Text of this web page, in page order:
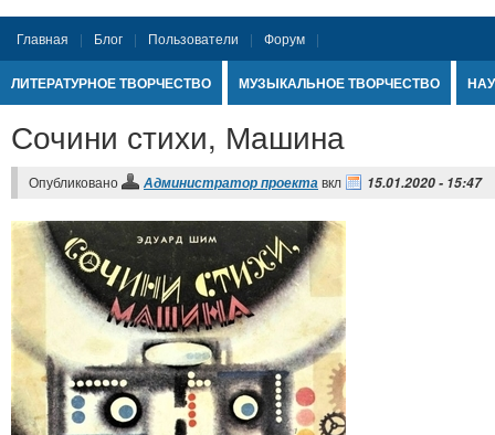
Главная Блог Пользователи Форум
ЛИТЕРАТУРНОЕ ТВОРЧЕСТВО МУЗЫКАЛЬНОЕ ТВОРЧЕСТВО
Сочини стихи, Машина
Опубликовано Администратор проектавкл 15.01.2020 - 15:47